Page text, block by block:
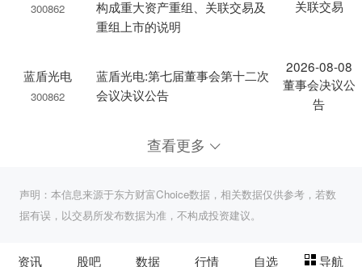
300862
构成重大资产重组、关联交易及
重组上市的说明
关联交易
蓝盾光电
300862
蓝盾光电:第七届董事会第十二次
会议决议公告
2026-08-08
董事会决议公
告
查看更多
声明：本信息来源于东方财富Choice数据，相关数据仅供参考，若数
据有误，以交易所发布数据为准，不构成投资建议。
资讯 股吧 数据 行情 自选 导航